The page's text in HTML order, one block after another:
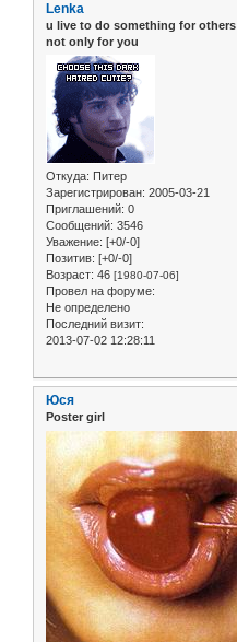
Lenka
u live to do something for others
not only for you
Откуда: Питер
Зарегистрирован: 2005-03-21
Приглашений: 0
Сообщений: 3546
Уважение: [+0/-0]
Позитив: [+0/-0]
Возраст: 46 [1980-07-06]
Провел на форуме:
Не определено
Последний визит:
2013-07-02 12:28:11
Юся
Poster girl